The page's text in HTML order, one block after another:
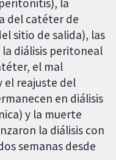
la
del catéter de
sitio de salida), las
diálisis peritoneal
el mal
el reajuste del
en diálisis
y la muerte
la diálisis con
semanas desde